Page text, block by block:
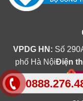
VPDG HN: Số
phố Hà NộiĐiện